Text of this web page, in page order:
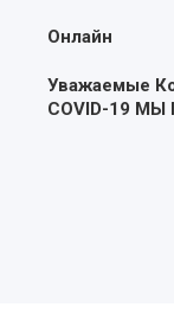
Онлайн
Уважаемые
COVID-19